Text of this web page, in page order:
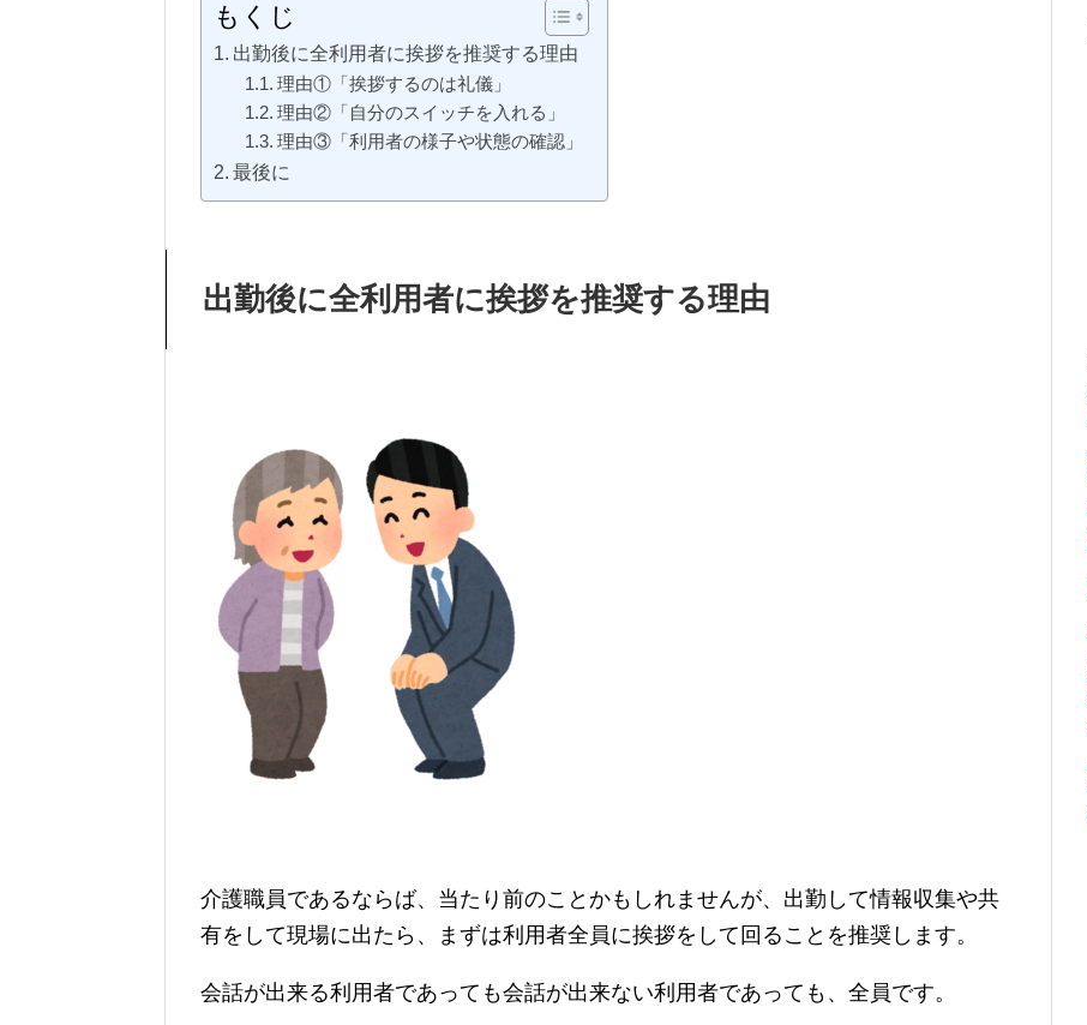
もくじ
出勤後に全利用者に挨拶を推奨する理由
理由①「挨拶するのは礼儀」
理由②「自分のスイッチを入れる」
理由③「利用者の様子や状態の確認」
最後に
出勤後に全利用者に挨拶を推奨する理由
介護職員であるならば、当たり前のことかもしれませんが、出勤して情報収集や共
有をして現場に出たら、まずは利用者全員に挨拶をして回ることを推奨します。
会話が出来る利用者であっても会話が出来ない利用者であっても、全員です。